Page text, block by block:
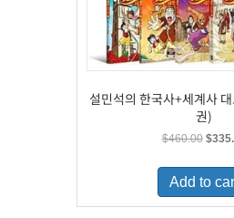
설민석의 한국사+세계사
권)
$460.00
was:
$
Add to